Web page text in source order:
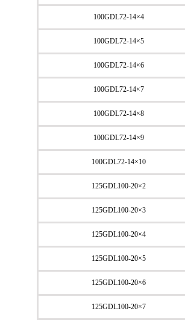
100GDL72-14×4
100GDL72-14×5
100GDL72-14×6
100GDL72-14×7
100GDL72-14×8
100GDL72-14×9
100GDL72-14×10
125GDL100-20×2
125GDL100-20×3
125GDL100-20×4
125GDL100-20×5
125GDL100-20×6
125GDL100-20×7